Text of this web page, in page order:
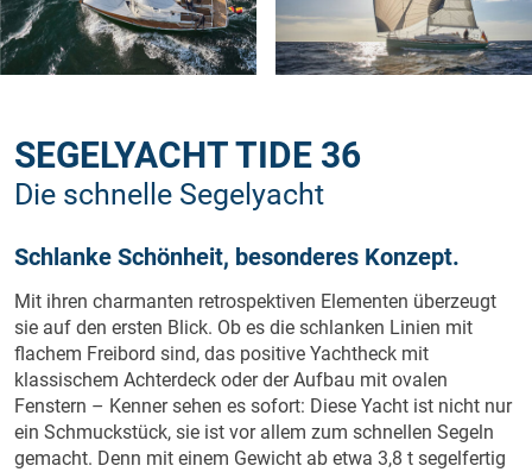
SEGELYACHT TIDE 36
Die schnelle Segelyacht
Schlanke Schönheit, besonderes Konzept.
Mit ihren charmanten retrospektiven Elementen überzeugt
sie auf den ersten Blick. Ob es die schlanken Linien mit
flachem Freibord sind, das positive Yachtheck mit
klassischem Achterdeck oder der Aufbau mit ovalen
Fenstern – Kenner sehen es sofort: Diese Yacht ist nicht nur
ein Schmuckstück, sie ist vor allem zum schnellen Segeln
gemacht. Denn mit einem Gewicht ab etwa 3,8 t segelfertig